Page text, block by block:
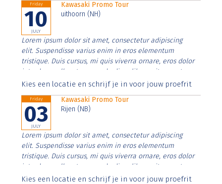
Friday
10
JULY
Kawasaki Promo Tour
uithoorn (NH)
Lorem ipsum dolor sit amet, consectetur adipiscing
elit. Suspendisse varius enim in eros elementum
tristique. Duis cursus, mi quis viverra ornare, eros dolor
interdum nulla, ut commodo diam libero vitae erat.
Aenean faucibus nibh et justo cursus id rutrum lorem
Kies een locatie en schrijf je in voor jouw proefrit
Friday
03
JULY
Kawasaki Promo Tour
Rijen (NB)
Lorem ipsum dolor sit amet, consectetur adipiscing
elit. Suspendisse varius enim in eros elementum
tristique. Duis cursus, mi quis viverra ornare, eros dolor
interdum nulla, ut commodo diam libero vitae erat.
Aenean faucibus nibh et justo cursus id rutrum lorem
Kies een locatie en schrijf je in voor jouw proefrit